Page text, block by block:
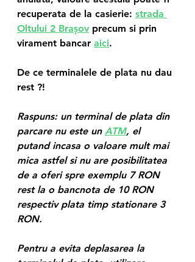
recuperata de la casierie: strada
Oltului 2 Brașov precum si prin
virament bancar aici.
De ce terminalele de plata nu dau
rest ?!
Raspuns: un terminal de plata din
parcare nu este un ATM, el
putand incasa o valoare mult mai
mica astfel si nu are posibilitatea
de a oferi spre exemplu 7 RON
rest la o bancnota de 10 RON
respectiv plata timp stationare 3
RON.
Pentru a evita deplasarea la